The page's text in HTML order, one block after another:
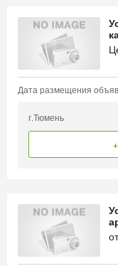
Дата размещения
г.Тюмень